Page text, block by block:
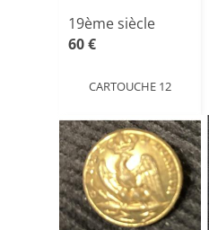
19ème siècle
60 €
CARTOUCHE 12